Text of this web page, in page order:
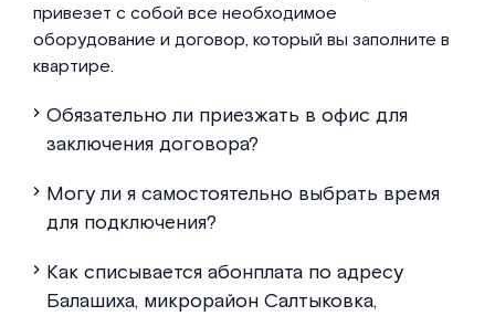
привезет с собой все необходимое
оборудование и договор, который вы заполните в
квартире.
Обязательно ли приезжать в офис для
заключения договора?
Могу ли я самостоятельно выбрать время
для подключения?
Как списывается абонплата по адресу
Балашиха, микрорайон Салтыковка,